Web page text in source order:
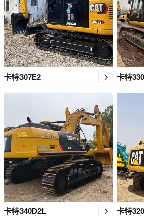
卡特307E2 卡特
卡特340D2L 卡特